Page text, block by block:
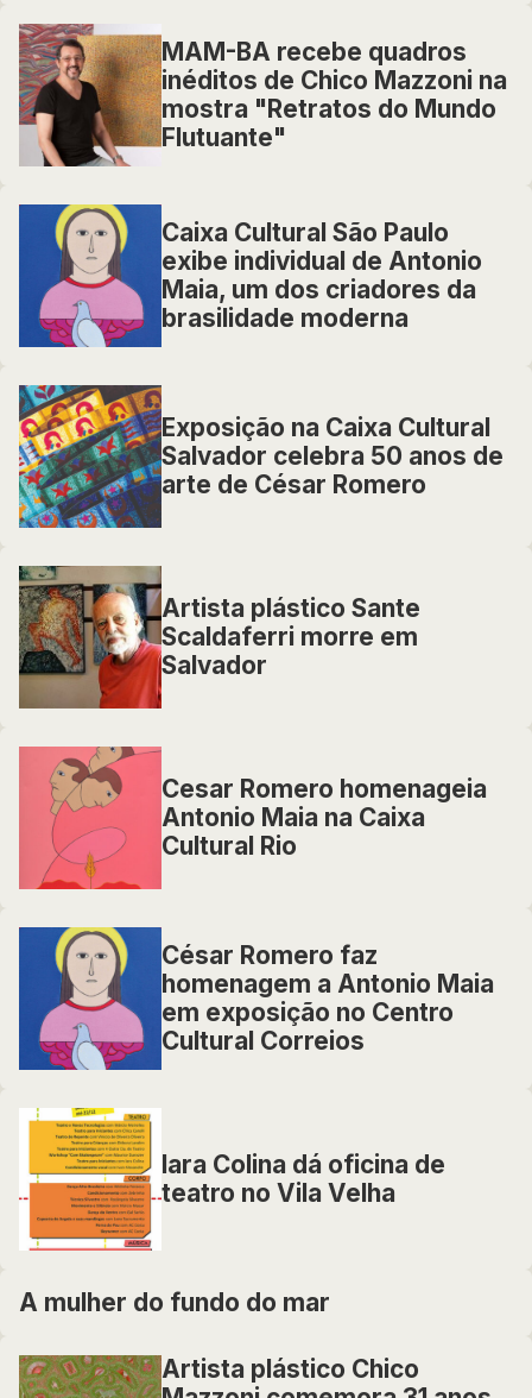
MAM-BA recebe quadros
inéditos de Chico Mazzoni na
mostra "Retratos do Mundo
Flutuante"
Caixa Cultural São Paulo
exibe individual de Antonio
Maia, um dos criadores da
brasilidade moderna
Exposição na Caixa Cultural
Salvador celebra 50 anos de
arte de César Romero
Artista plástico Sante
Scaldaferri morre em
Salvador
Cesar Romero homenageia
Antonio Maia na Caixa
Cultural Rio
César Romero faz
homenagem a Antonio Maia
em exposição no Centro
Cultural Correios
Iara Colina dá oficina de
teatro no Vila Velha
A mulher do fundo do mar
Artista plástico Chico